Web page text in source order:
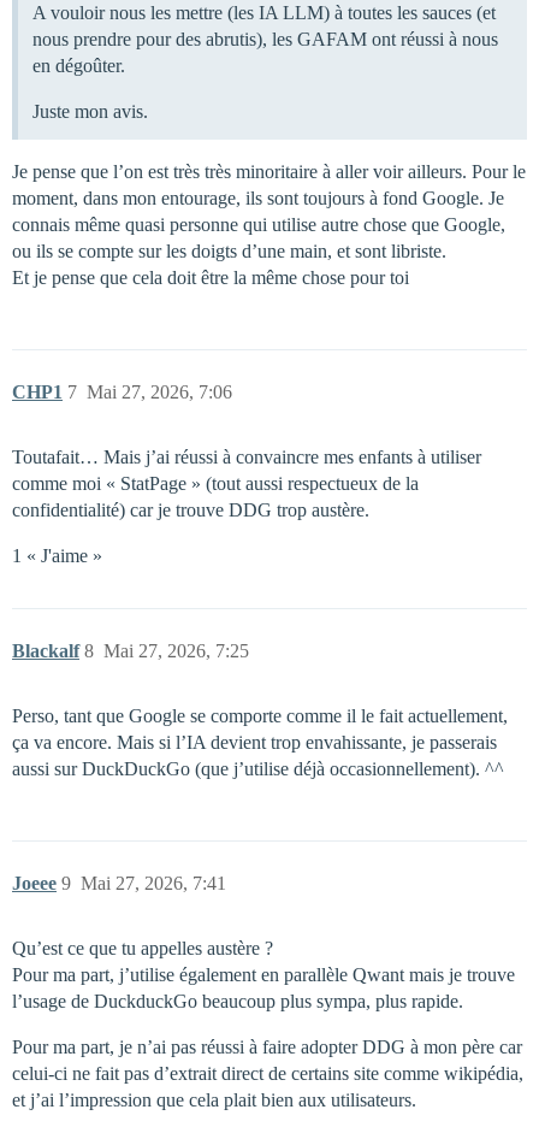
A vouloir nous les mettre (les IA LLM) à toutes les sauces (et
nous prendre pour des abrutis), les GAFAM ont réussi à nous
en dégoûter.
Juste mon avis.
Je pense que l’on est très très minoritaire à aller voir ailleurs. Pour le
moment, dans mon entourage, ils sont toujours à fond Google. Je
connais même quasi personne qui utilise autre chose que Google,
ou ils se compte sur les doigts d’une main, et sont libriste.
Et je pense que cela doit être la même chose pour toi
CHP1 Mai 27, 2026, 7:06
7
Toutafait… Mais j’ai réussi à convaincre mes enfants à utiliser
comme moi « StatPage » (tout aussi respectueux de la
confidentialité) car je trouve DDG trop austère.
1 « J'aime »
Blackalf Mai 27, 2026, 7:25
8
Perso, tant que Google se comporte comme il le fait actuellement,
ça va encore. Mais si l’IA devient trop envahissante, je passerais
aussi sur DuckDuckGo (que j’utilise déjà occasionnellement). ^^
Joeee Mai 27, 2026, 7:41
9
Qu’est ce que tu appelles austère ?
Pour ma part, j’utilise également en parallèle Qwant mais je trouve
l’usage de DuckduckGo beaucoup plus sympa, plus rapide.
Pour ma part, je n’ai pas réussi à faire adopter DDG à mon père car
celui-ci ne fait pas d’extrait direct de certains site comme wikipédia,
et j’ai l’impression que cela plait bien aux utilisateurs.